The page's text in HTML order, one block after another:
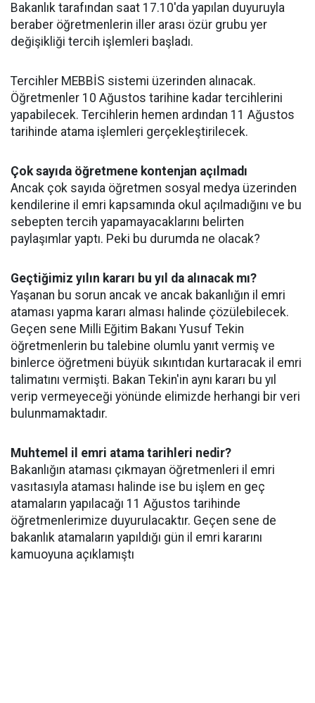
Bakanlık tarafından saat 17.10'da yapılan duyuruyla
beraber öğretmenlerin iller arası özür grubu yer
değişikliği tercih işlemleri başladı.
Tercihler MEBBİS sistemi üzerinden alınacak.
Öğretmenler 10 Ağustos tarihine kadar tercihlerini
yapabilecek. Tercihlerin hemen ardından 11 Ağustos
tarihinde atama işlemleri gerçekleştirilecek.
Çok sayıda öğretmene kontenjan açılmadı
Ancak çok sayıda öğretmen sosyal medya üzerinden
kendilerine il emri kapsamında okul açılmadığını ve bu
sebepten tercih yapamayacaklarını belirten
paylaşımlar yaptı. Peki bu durumda ne olacak?
Geçtiğimiz yılın kararı bu yıl da alınacak mı?
Yaşanan bu sorun ancak ve ancak bakanlığın il emri
ataması yapma kararı alması halinde çözülebilecek.
Geçen sene Milli Eğitim Bakanı Yusuf Tekin
öğretmenlerin bu talebine olumlu yanıt vermiş ve
binlerce öğretmeni büyük sıkıntıdan kurtaracak il emri
talimatını vermişti. Bakan Tekin'in aynı kararı bu yıl
verip vermeyeceği yönünde elimizde herhangi bir veri
bulunmamaktadır.
Muhtemel il emri atama tarihleri nedir?
Bakanlığın ataması çıkmayan öğretmenleri il emri
vasıtasıyla ataması halinde ise bu işlem en geç
atamaların yapılacağı 11 Ağustos tarihinde
öğretmenlerimize duyurulacaktır. Geçen sene de
bakanlık atamaların yapıldığı gün il emri kararını
kamuoyuna açıklamıştı